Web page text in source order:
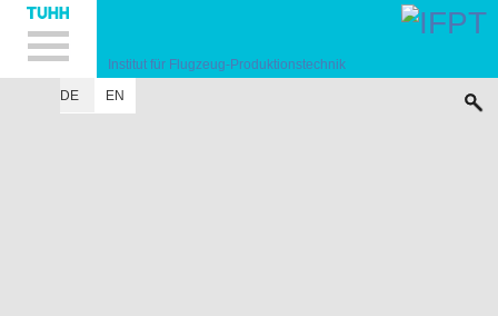
Hauptnavigation
Unternavigation
Inhalt
Suche
Institut für Flugzeug-Produktionstechnik
DE
EN